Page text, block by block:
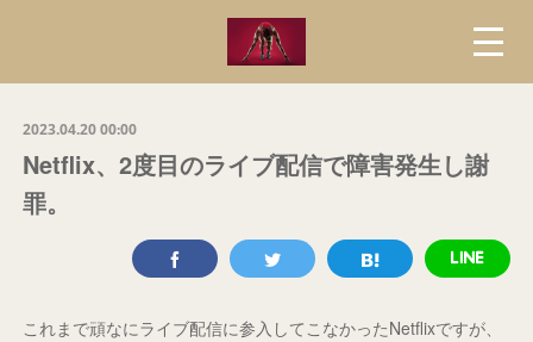
2023.04.20 00:00
Netflix、2度目のライブ配信で障害発生し謝
罪。
これまで頑なにライブ配信に参入してこなかったNetflixですが、